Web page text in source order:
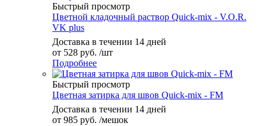
Быстрый просмотр
Цветной кладочный раствор Quick-mix - V.O.R.
VK plus
Доставка в течении 14 дней
от 528 руб. /шт
Подробнее
Быстрый просмотр
Цветная затирка для швов Quick-mix - FM
Доставка в течении 14 дней
от 985 руб. /мешок